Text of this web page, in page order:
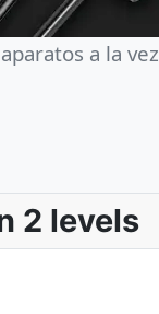
a la vez
2 levels